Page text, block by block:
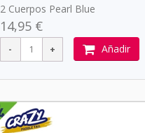
2 Cuerpos Pearl Blue
14,95 €
Añadir